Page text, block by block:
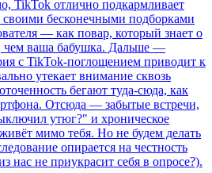
TikTok отлично подкармливает
своими бесконечными подборками
— как повар, который знает о
чем ваша бабушка. Дальше —
с TikTok-поглощением приводит к
утекает внимание сквозь
бегают туда-сюда, как
Отсюда — забытые встречи,
утюг?" и хроническое
мимо тебя. Но не будем делать
опирается на честность
нас не приукрасит себя в опросе?).